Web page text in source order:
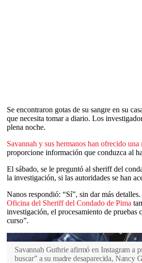
Se encontraron gotas de su sangre en su
que necesita tomar a diario. Los
plena noche.
Savannah y sus hermanos han ofrecido
proporcione información que conduzca al
El sábado, se le preguntó al sheriff del
la investigación, si las autoridades se han
Nanos respondió: “Sí”, sin dar más
Oficina del Sheriff del Condado de Pima
investigación, el procesamiento de
curso”.
Savannah Guthrie afirmó en Instagram a
buscar” a su madre desaparecida, Nancy